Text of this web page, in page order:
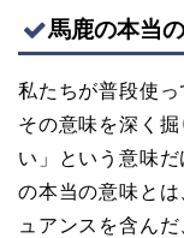
馬鹿の本当
私たちが普段使っ
その意味を深く
い」という意味
の本当の意味と
ュアンスを含ん